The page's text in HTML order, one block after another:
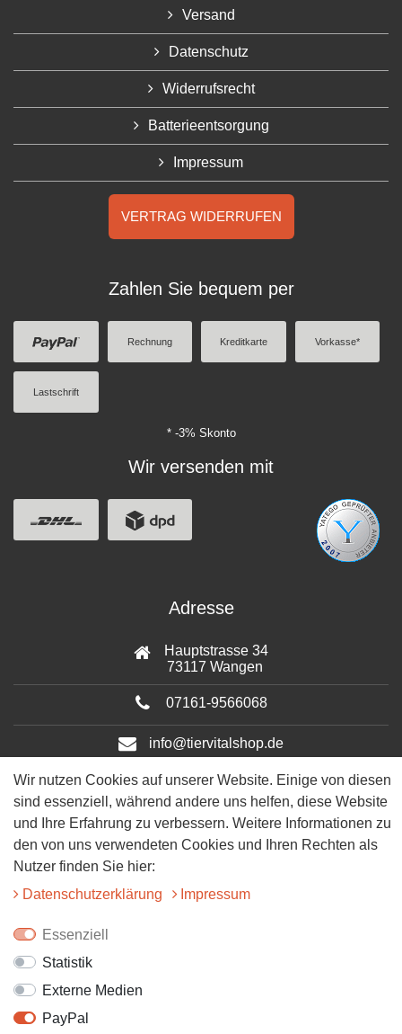
Versand
Datenschutz
Widerrufsrecht
Batterieentsorgung
Impressum
VERTRAG WIDERRUFEN
Zahlen Sie bequem per
Rechnung Kreditkarte Vorkasse*
Lastschrift
* -3% Skonto
Wir versenden mit
Adresse
Hauptstrasse 34
73117 Wangen
07161-9566068
info@tiervitalshop.de
Folgt uns auf Facebook
Folgt uns auf Instagram
© 2025 Tiervitalshop | Webentwicklung & Webdesign
Wir nutzen Cookies auf unserer Website. Einige von diesen
sind essenziell, während andere uns helfen, diese Website
und Ihre Erfahrung zu verbessern. Weitere Informationen zu
den von uns verwendeten Cookies und Ihren Rechten als
Nutzer finden Sie hier:
Daten­schutz­erklärung
Impressum
Essenziell
Statistik
Externe Medien
PayPal